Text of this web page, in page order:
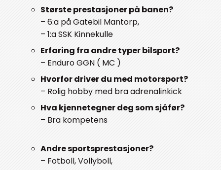
Største prestasjoner på banen?
– 6:a på Gatebil Mantorp,
– 1:a SSK Kinnekulle
Erfaring fra andre typer bilsport?
– Enduro GGN ( MC )
Hvorfor driver du med motorsport?
– Rolig hobby med bra adrenalinkick
Hva kjennetegner deg som sjåfør?
– Bra kompetens
Andre sportsprestasjoner?
– Fotboll, Vollyboll,